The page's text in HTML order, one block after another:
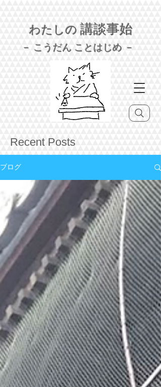
わたしの講談事始
－ こうだん ことはじめ －
Recent Posts
ブログ